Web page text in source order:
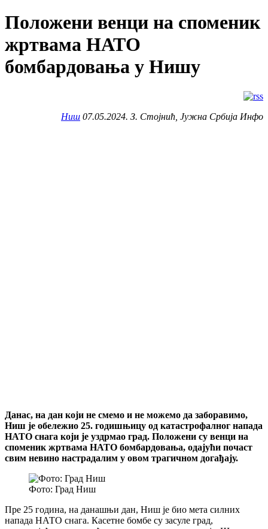
Положени венци на споменик
жртвама НАТО
бомбардовања у Нишу
Ниш 07.05.2024. З. Стојнић, Јужна Србија Инфо
Данас, на дан који не смемо и не можемо да заборавимо,
Ниш је обележио 25. годишњицу од катастрофалног напада
НАТО снага који је уздрмао град. Положени су венци на
споменик жртвама НАТО бомбардовања, одајући почаст
свим невино настрадалим у овом трагичном догађају.
Фото: Град Ниш
Пре 25 година, на данашњи дан, Ниш је био мета силних
напада НАТО снага. Касетне бомбе су засуле град,